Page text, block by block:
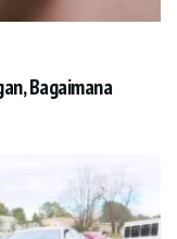
Bagaimana